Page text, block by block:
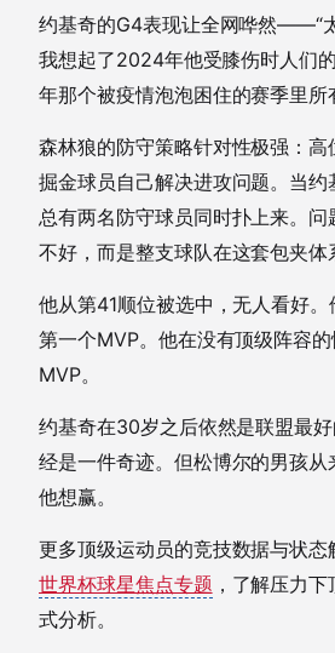
约基奇的G4表现让全网哗然——“
我想起了2024年他受膝伤时人们
年那个被疫情泡泡困住的赛季里所
森林狼的防守策略针对性极强：
掘金球员自己解决进攻问题。当约
总有两名防守球员同时扑上来。
不好，而是整支球队在这套包夹体
他从第41顺位被选中，无人看好
第一个MVP。他在没有顶级阵容
MVP。
约基奇在30岁之后依然是联盟最
经是一件奇迹。但松博尔的男孩
他想赢。
更多顶级运动员的竞技数据与状态
世界杯球星焦点专题 ，了解压力
式分析。